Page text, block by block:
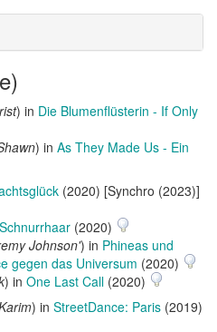
) in Die Blumenflüsterin - If Only
) in As They Made Us - Ein
(2020) [Synchro (2023)]
(2020)
Johnson') in Phineas und
gegen das Universum (2020)
) in One Last Call (2020)
) in StreetDance: Paris (2019)